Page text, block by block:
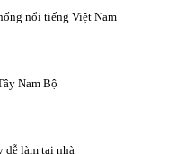
nổi tiếng Việt Nam
Nam Bộ
dễ làm tại nhà